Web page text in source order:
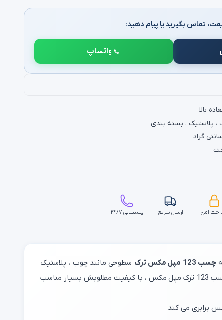
تماس بگیرید یا پیام دهید:
واتساپ
بالا
پلاستیک ، بسته بندی
امن ارسال سریع پشتیبانی ۲۴/۷
چسب 123 مپل مکس ترک
سطوحی مانند چوب ، پلاستیک
را با قدرت بسیار بالایی می چسباند و به دلیل قابلیت خشک شدن سریع به چسب 123 maple max ، نیز می گویند . همچنین قیمت چسب 123 ترک مپل مکس ، با کیفیت مطلوبش بسیار مناسب